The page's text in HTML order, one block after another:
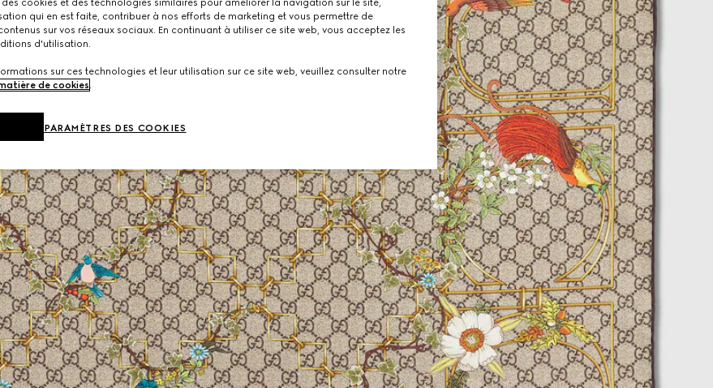
des cookies et des technologies similaires pour améliorer la navigation sur le site,
qui en est faite, contribuer à nos efforts de marketing et vous permettre de
sur vos réseaux sociaux. En continuant à utiliser ce site web, vous acceptez les
d'utilisation.
sur ces technologies et leur utilisation sur ce site web, veuillez consulter notre
de cookies.
PARAMÈTRES DES COOKIES